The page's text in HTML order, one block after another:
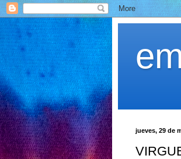
jueves, 29 de